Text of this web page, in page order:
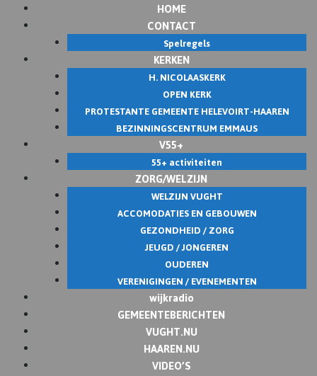
HOME
CONTACT
Spelregels
KERKEN
H. NICOLAASKERK
OPEN KERK
PROTESTANTE GEMEENTE HELEVOIRT-HAAREN
BEZINNINGSCENTRUM EMMAUS
V55+
55+ activiteiten
ZORG/WELZIJN
WELZIJN VUGHT
ACCOMODATIES EN GEBOUWEN
GEZONDHEID / ZORG
JEUGD / JONGEREN
OUDEREN
VERENIGINGEN / EVENEMENTEN
wijkradio
GEMEENTEBERICHTEN
VUGHT.NU
HAAREN.NU
VIDEO’S